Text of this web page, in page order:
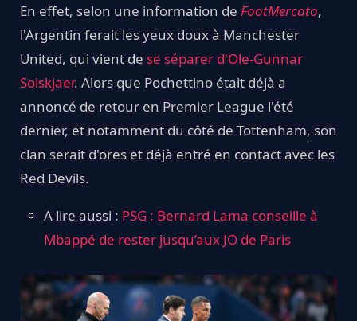
En effet, selon une information de FootMercato,
l'Argentin ferait les yeux doux à Manchester
United, qui vient de se séparer d'Ole-Gunnar
Solskjaer. Alors que Pochettino était déjà a
annoncé de retour en Premier League l'été
dernier, et notamment du côté de Tottenham, son
clan serait d'ores et déjà entré en contact avec les
Red Devils.
A lire aussi : PSG : Bernard Lama conseille à
Mbappé de rester jusqu’aux JO de Paris